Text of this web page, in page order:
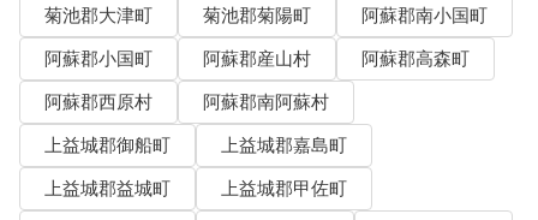
菊池郡大津町
菊池郡菊陽町
阿蘇郡南小国町
阿蘇郡小国町
阿蘇郡産山村
阿蘇郡高森町
阿蘇郡西原村
阿蘇郡南阿蘇村
上益城郡御船町
上益城郡嘉島町
上益城郡益城町
上益城郡甲佐町